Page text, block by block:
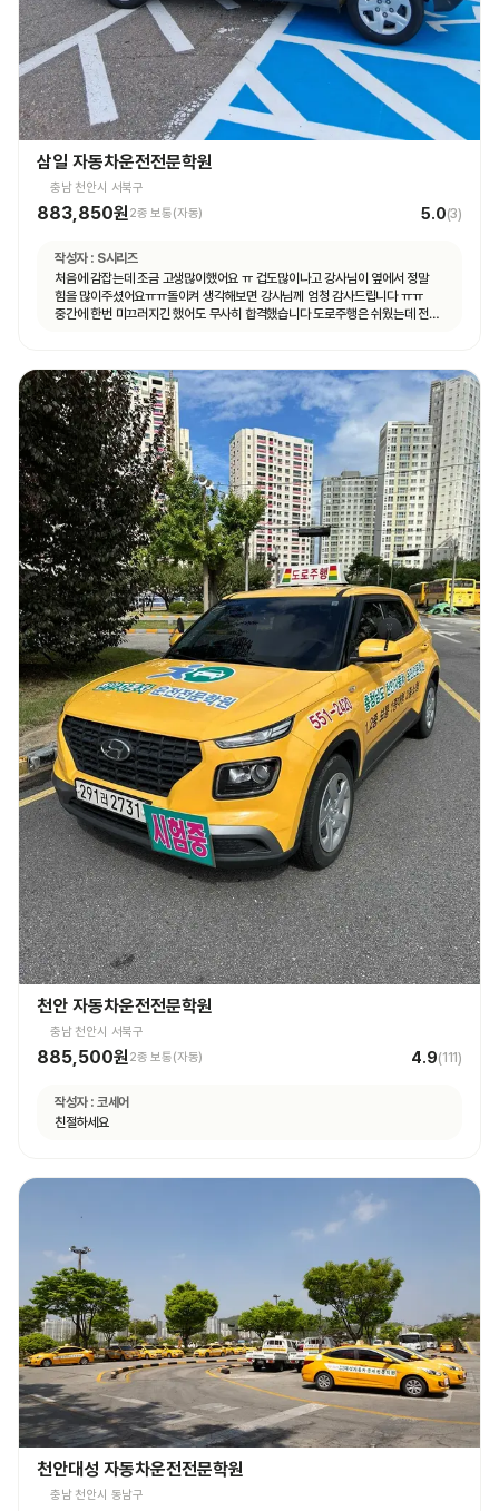
삼일 자동차운전전문학원
충남 천안시 서북구
883,850원2종 보통(자동) 5.0(3)
작성자 : S시리즈
처음에 감잡는데 조금 고생많이했어요 ㅠ 겁도많이나고 강사님이 옆에서 정말
힘을 많이주셨어요ㅠㅠ돌이켜 생각해보면 강사님께 엄청 감사드립니다 ㅠㅠ
중간에 한번 미끄러지긴 했어도 무사히 합격했습니다 도로주행은 쉬웠는데 전
천안 자동차운전전문학원
충남 천안시 서북구
885,500원2종 보통(자동) 4.9(111)
작성자 : 코세어
친절하세요
천안대성 자동차운전전문학원
충남 천안시 동남구